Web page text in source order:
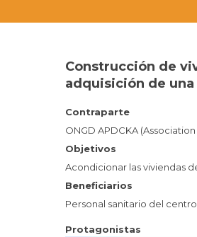
Construcción de
adquisición de
Contraparte
ONGD APDCKA
Objetivos
Acondicionar las viviendas
Beneficiarios
Personal sanitario del
Protagonistas